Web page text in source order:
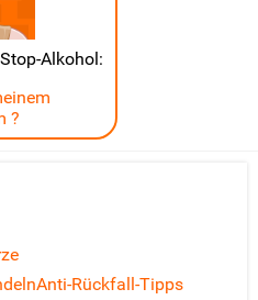
Alkohol:
?
Anti-Rückfall-Tipps